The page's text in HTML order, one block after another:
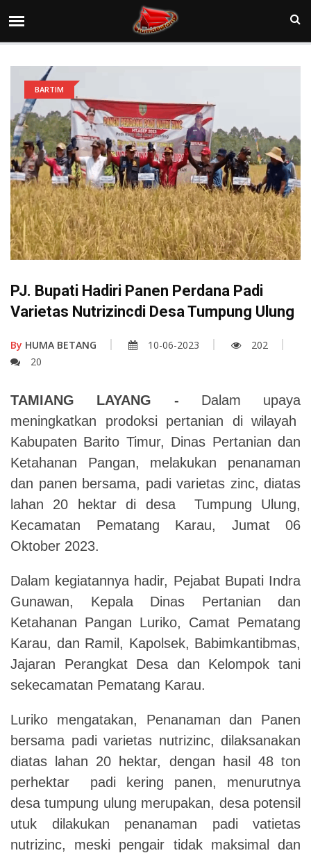
BARTIM
PJ. Bupati Hadiri Panen Perdana Padi
Varietas Nutrizincdi Desa Tumpung Ulung
By HUMA BETANG 10-06-2023
202
20
TAMIANG LAYANG - Dalam upaya
meningkatkan prodoksi pertanian di wilayah
Kabupaten Barito Timur, Dinas Pertanian dan
Ketahanan Pangan, melakukan penanaman
dan panen bersama, padi varietas zinc, diatas
lahan 20 hektar di desa Tumpung Ulung,
Kecamatan Pematang Karau, Jumat 06
Oktober 2023.
Dalam kegiatannya hadir, Pejabat Bupati Indra
Gunawan, Kepala Dinas Pertanian dan
Ketahanan Pangan Luriko, Camat Pematang
Karau, dan Ramil, Kapolsek, Babimkantibmas,
Jajaran Perangkat Desa dan Kelompok tani
sekecamatan Pematang Karau.
Luriko mengatakan, Penanaman dan Panen
bersama padi varietas nutrizinc, dilaksanakan
diatas lahan 20 hektar, dengan hasil 48 ton
perhektar padi kering panen, menurutnya
desa tumpung ulung merupakan, desa potensil
utuk dilakukan penanaman padi vatietas
nutrizinc, meski pengair tidak maksimal dan